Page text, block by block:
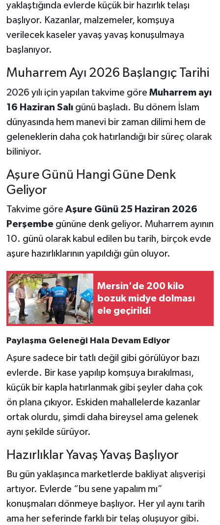
yaklaştığında evlerde küçük bir hazırlık telaşı
başlıyor. Kazanlar, malzemeler, komşuya
verilecek kaseler yavaş yavaş konuşulmaya
başlanıyor.
Muharrem Ayı 2026 Başlangıç Tarihi
2026 yılı için yapılan takvime göre Muharrem ayı
16 Haziran Salıgünü başladı. Bu dönem İslam
dünyasında hem manevi bir zaman dilimi hem de
geleneklerin daha çok hatırlandığı bir süreç olarak
biliniyor.
Aşure Günü Hangi Güne Denk
Geliyor
Takvime göre Aşure Günü 25 Haziran 2026
Perşembegününe denk geliyor. Muharrem ayının
10. günü olarak kabul edilen bu tarih, birçok evde
aşure hazırlıklarının yapıldığı gün oluyor.
Mersin'de 200 kilo
bozuk midye dolması
ele geçirildi
Paylaşma Geleneği Hala Devam Ediyor
Aşure sadece bir tatlı değil gibi görülüyor bazı
evlerde. Bir kase yapılıp komşuya bırakılması,
küçük bir kapla hatırlanmak gibi şeyler daha çok
ön plana çıkıyor. Eskiden mahallelerde kazanlar
ortak olurdu, şimdi daha bireysel ama gelenek
aynı şekilde sürüyor.
Hazırlıklar Yavaş Yavaş Başlıyor
Bu gün yaklaşınca marketlerde bakliyat alışverişi
artıyor. Evlerde “bu sene yapalım mı”
konuşmaları dönmeye başlıyor. Her yıl aynı tarih
ama her seferinde farklı bir telaş oluşuyor gibi.